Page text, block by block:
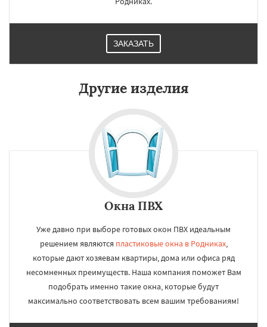
ЗАКАЗАТЬ
Другие изделия
Окна ПВХ
Уже давно при выборе готовых окон ПВХ идеальным
решением являются пластиковые окна в Родниках,
которые дают хозяевам квартиры, дома или офиса ряд
несомненных преимуществ. Наша компания поможет Вам
подобрать именно такие окна, которые будут
максимально соответствовать всем вашим требованиям!